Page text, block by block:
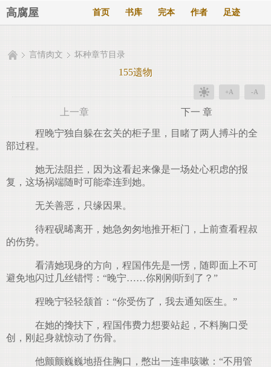
高腐屋 首页 书库 完本 作者 足迹
言情肉文 坏种章节目录
155遗物
+A -A
上一章 下一 章
程晚宁独自躲在玄关的柜子里，目睹了两人搏斗的全
部过程。
她无法阻拦，因为这看起来像是一场处心积虑的报
复，这场祸端随时可能牵连到她。
无关善恶，只缘因果。
待程砚晞离开，她急匆匆地推开柜门，上前查看程叔
的伤势。
看清她现身的方向，程国伟先是一愣，随即面上不可
避免地闪过几丝错愕：“晚宁……你刚刚听到了？”
程晚宁轻轻颔首：“你受伤了，我去通知医生。”
在她的搀扶下，程国伟费力想要站起，不料胸口受
创，刚起身就惊动了伤骨。
他颤颤巍巍地捂住胸口，憋出一连串咳嗽：“不用管